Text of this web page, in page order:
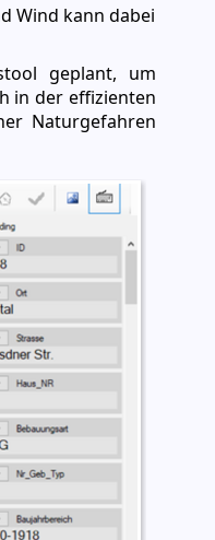
Wind kann dabei
geplant, um
in der effizienten
Naturgefahren